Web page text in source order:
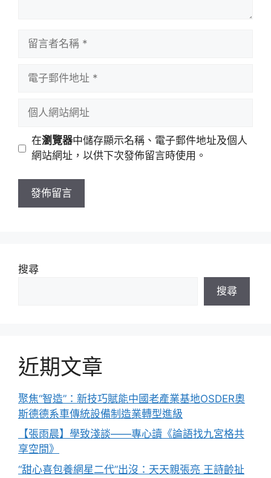
址
站
址
在瀏覽器中儲存顯示名稱、電子郵件地址及個人
網站網址，以供下次發佈留言時使用。
搜尋
搜尋
近期文章
聚焦“智造”：新技巧賦能中國老產業基地OSDER奧
斯德德系車傳統設備制造業轉型進級
【張雨晨】學致淺談——專心讀《論語找九宮格共
享空間》
“甜心喜包養網星二代”出沒：天天親張亮 王詩齡扯